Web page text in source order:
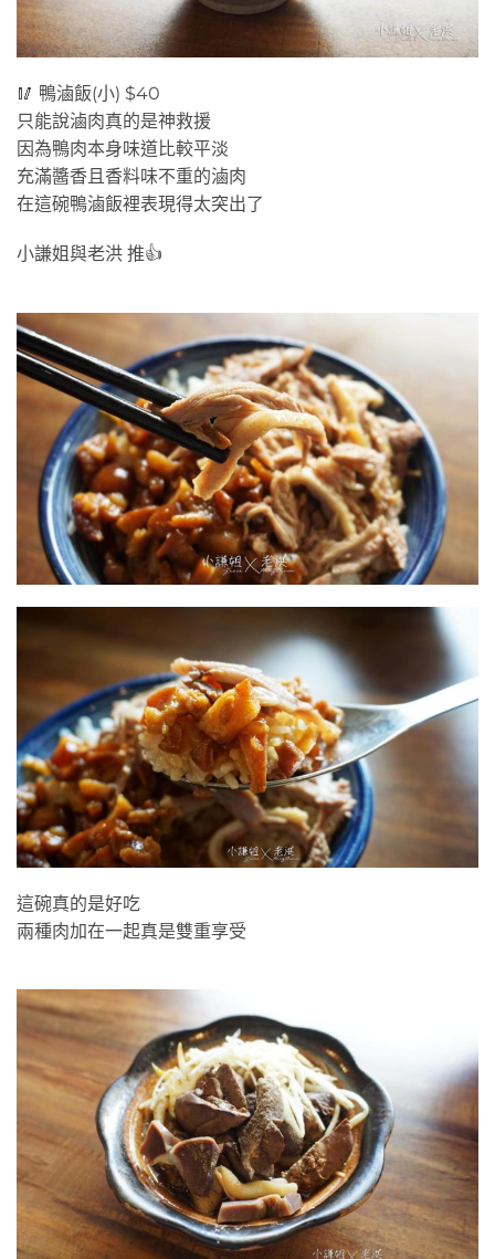
🥢 鴨滷飯(小) $40
只能說滷肉真的是神救援
因為鴨肉本身味道比較平淡
充滿醬香且香料味不重的滷肉
在這碗鴨滷飯裡表現得太突出了
小謙姐與老洪 推👍
這碗真的是好吃
兩種肉加在一起真是雙重享受